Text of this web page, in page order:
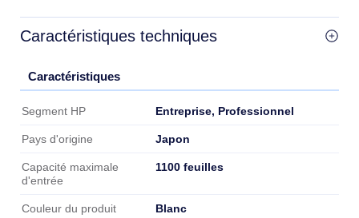
Caractéristiques techniques
Caractéristiques
Caractéristiques
Segment HP Entreprise, Professionnel
Pays d'origine Japon
Capacité maximale
d'entrée
1100 feuilles
Couleur du produit Blanc